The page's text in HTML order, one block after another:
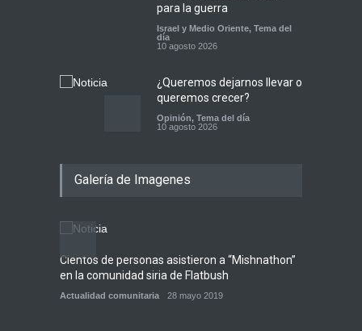
para la guerra
Israel y Medio Oriente, Tema del
día
10 agosto 2026
¿Queremos dejarnos llevar o
queremos crecer?
Opinión, Tema del día
10 agosto 2026
asumirá el control de las
Los incidentes antisemitas
en Gran Bretaña
Galería de Imagenes
Cientos de personas asistieron a “Mishnathon”
en la comunidad siria de Flatbush
Actualidad comunitaria 28 mayo 2019